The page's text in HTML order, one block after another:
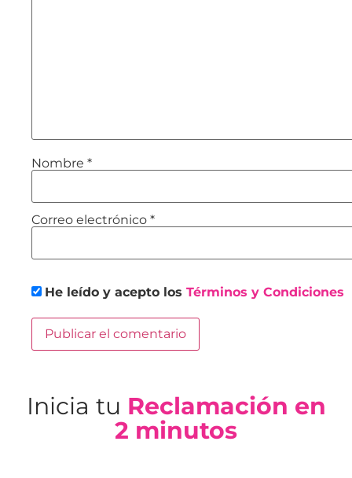
Nombre *
Correo electrónico *
He leído y acepto los Términos y Condiciones
Inicia tu Reclamación en
2 minutos